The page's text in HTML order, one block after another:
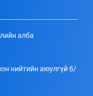
алба
нийтийн аюулгүй б/